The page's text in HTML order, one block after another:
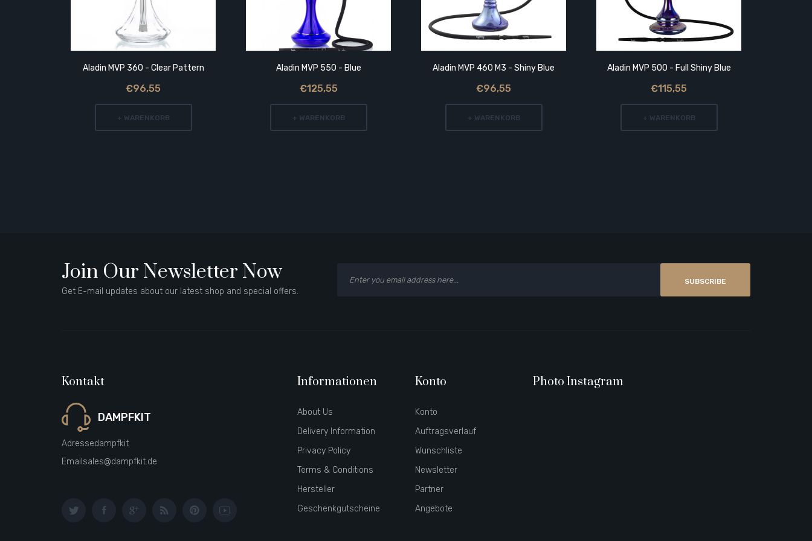
Aladin MVP 360 - Clear Pattern
€96,55
+ WARENKORB
Aladin MVP 550 - Blue
€125,55
+ WARENKORB
Aladin MVP 460 M3 - Shiny Blue
€96,55
+ WARENKORB
Aladin MVP 500 - Full Shiny Blue
€115,55
+ WARENKORB
Join Our Newsletter Now
Get E-mail updates about our latest shop and special offers.
SUBSCRIBE
Kontakt
DAMPFKIT
Adressedampfkit
Email sales@dampfkit.de
Informationen
About Us
Delivery Information
Privacy Policy
Terms & Conditions
Hersteller
Geschenkgutscheine
Konto
Konto
Auftragsverlauf
Wunschliste
Newsletter
Partner
Angebote
Photo Instagram